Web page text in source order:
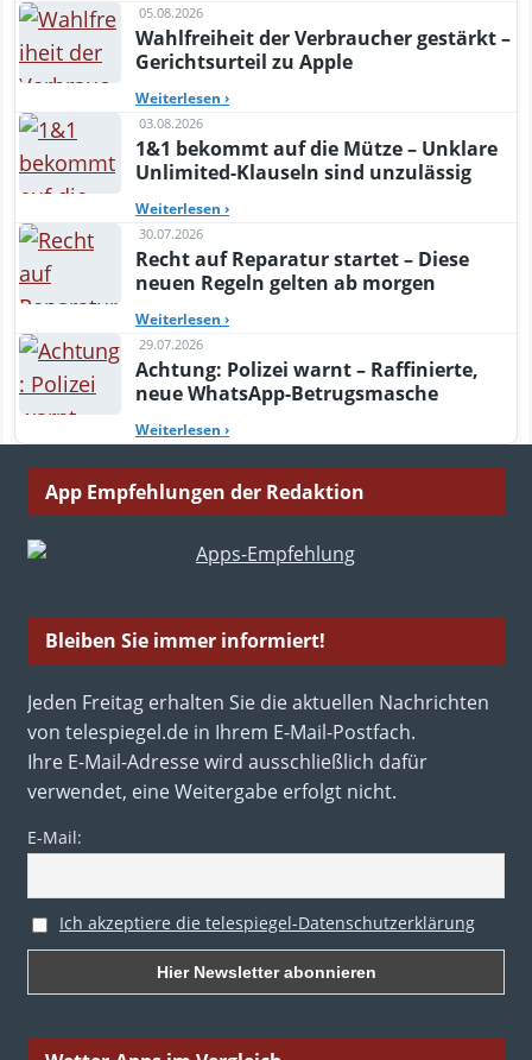
05.08.2026
Wahlfreiheit der Verbraucher gestärkt –
Gerichtsurteil zu Apple
Weiterlesen ›
03.08.2026
1&1 bekommt auf die Mütze – Unklare
Unlimited-Klauseln sind unzulässig
Weiterlesen ›
30.07.2026
Recht auf Reparatur startet – Diese
neuen Regeln gelten ab morgen
Weiterlesen ›
29.07.2026
Achtung: Polizei warnt – Raffinierte,
neue WhatsApp-Betrugsmasche
Weiterlesen ›
App Empfehlungen der Redaktion
Bleiben Sie immer informiert!
Jeden Freitag erhalten Sie die aktuellen Nachrichten
von telespiegel.de in Ihrem E-Mail-Postfach.
Ihre E-Mail-Adresse wird ausschließlich dafür
verwendet, eine Weitergabe erfolgt nicht.
E-Mail:
Ich akzeptiere die telespiegel-Datenschutzerklärung